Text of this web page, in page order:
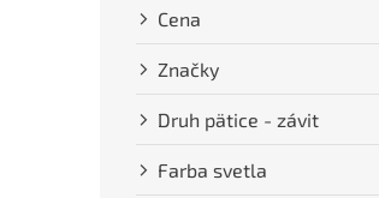
Cena
Značky
Druh pätice - závit
Farba svetla